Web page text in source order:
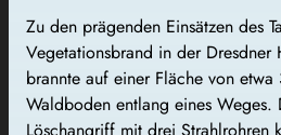
Zu den prägenden Einsätzen des
Vegetationsbrand in der
brannte auf einer Fläche von
Waldboden entlang eines Weges.